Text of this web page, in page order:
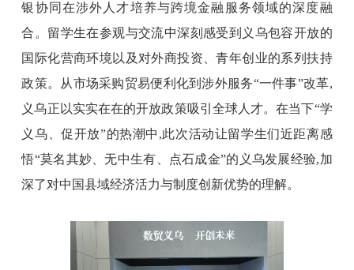
银协同在涉外人才培养与跨境金融服务领域的深度融
合。留学生在参观与交流中深刻感受到义乌包容开放的
国际化营商环境以及对外商投资、青年创业的系列扶持
政策。从市场采购贸易便利化到涉外服务“一件事”改革,
义乌正以实实在在的开放政策吸引全球人才。在当下“学
义乌、促开放”的热潮中,此次活动让留学生们近距离感
悟“莫名其妙、无中生有、点石成金”的义乌发展经验,加
深了对中国县域经济活力与制度创新优势的理解。